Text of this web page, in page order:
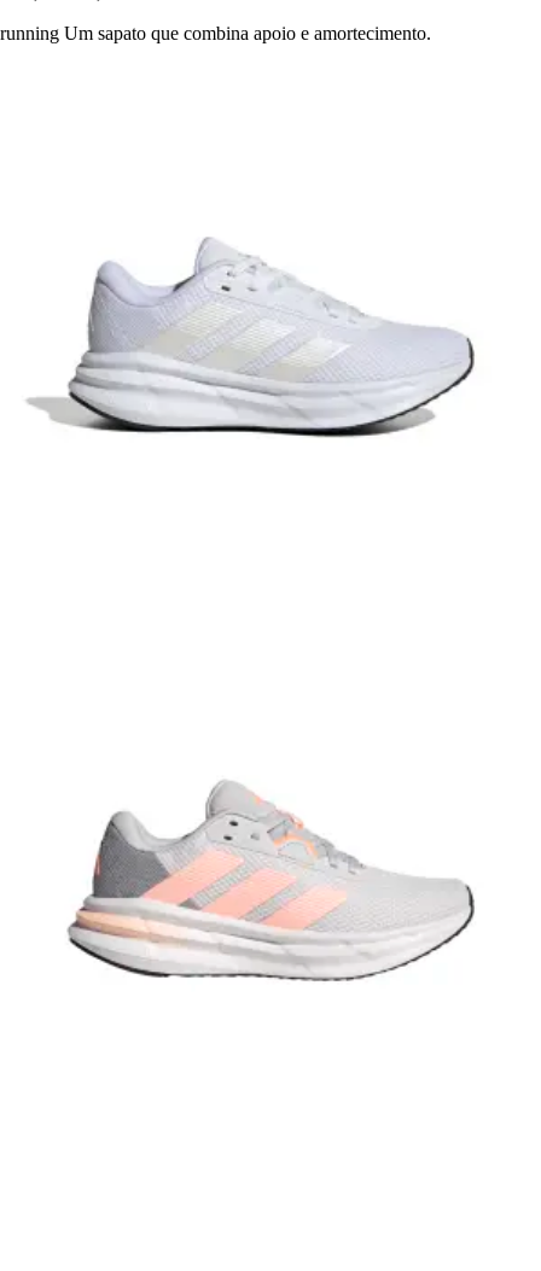
running Um sapato que combina apoio e amortecimento.